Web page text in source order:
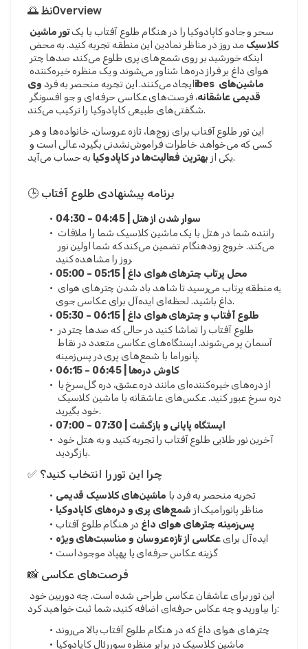
🌅 نظOverview
سحر و جادو کاپادوکیا را در هنگام طلوع آفتاب با یک
کلاسیک
ایجاد می‌کنند. این تجربه منحصر به فرد
ویibes ماشین‌های
قدیمی عاشقانه
شگفتی‌های طبیعی کاپادوکیا را ترکیب می‌کند.
یکی از بهترین فعالیت‌ها در کاپادوکیا به حساب می‌آید.
🕒 برنامه پیشنهادی طلوع آفتاب
04:30 – 04:45 | سوار شدن از هتل
روز را مشاهده کنید.
05:00 – 05:15 | محل پرتاب چترهای هوای داغ
داغ باشید. لحظه‌ای ایده‌آل برای عکاسی جوی.
05:30 – 06:15 | طلوع آفتاب و چترهای هوای داغ
پانوراما با شمع‌های پری در پس‌زمینه.
06:15 – 06:45 | کاوش دره‌ها
خود بگیرید.
07:00 – 07:30 | ایستگاه پایانی و بازگشت
بازگردید.
✅ چرا این تور را انتخاب کنید؟
تجربه منحصر به فرد با ماشین‌های کلاسیک قدیمی
مناظر پانورامیک از شمع‌های پری و دره‌های کاپادوکیا
پس‌زمینه چترهای هوای داغ
در هنگام طلوع آفتاب
ایده‌آل برای
عکاسی از تازه‌عروسان و مناسبت‌های ویژه
گزینه عکاس حرفه‌ای یا پهپاد موجود است
📸 فرصت‌های عکاسی
را بیاورید و چه عکاس حرفه‌ای اضافه کنید، شما ثبت خواهید کرد:
چترهای هوای داغ که در هنگام طلوع آفتاب بالا می‌روند
ماشین کلاسیک در برابر منظره سوررئال کاپادوکیا